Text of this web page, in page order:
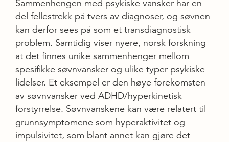
Sammenhengen med psykiske vansker har en
del fellestrekk på tvers av diagnoser, og søvnen
kan derfor sees på som et transdiagnostisk
problem. Samtidig viser nyere, norsk forskning
at det finnes unike sammenhenger mellom
spesifikke søvnvansker og ulike typer psykiske
lidelser. Et eksempel er den høye forekomsten
av søvnvansker ved ADHD/hyperkinetisk
forstyrrelse. Søvnvanskene kan være relatert til
grunnsymptomene som hyperaktivitet og
impulsivitet, som blant annet kan gjøre det